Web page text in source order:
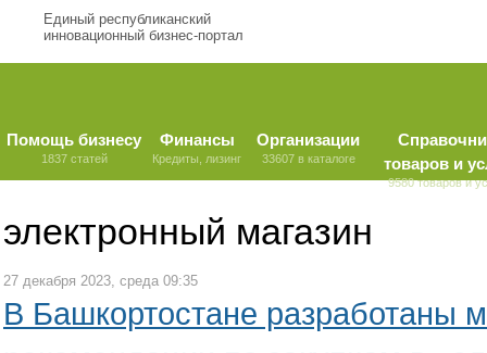
Единый республиканский
инновационный бизнес-портал
Помощь бизнесу
1837 статей
Финансы
Кредиты, лизинг
Организации
33607 в каталоге
товаров и
9580 товаров и
электронный магазин
27 декабря 2023, среда 09:35
В Башкортостане разработаны